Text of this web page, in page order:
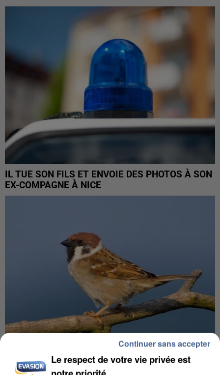
IL TUE SON FILS ET ENVOIE DES PHOTOS À SON
EX-COMPAGNE À NICE
APRÈS TOUTES CES CANICULES, LES REFUGES
Le respect de votre vie privée est
Continuer sans accepter